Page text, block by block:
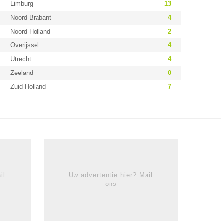
Limburg
13
Noord-Brabant
4
Noord-Holland
2
Overijssel
4
Utrecht
4
Zeeland
0
Zuid-Holland
7
Uw advertentie hier? Mail
ons